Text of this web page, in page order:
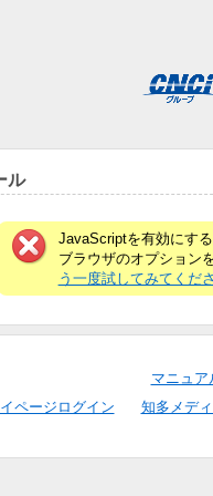
ル
JavaScriptを有効にする
ブラウザのオプション
う一度試してみてくだ
マニュア
ページログイン
知多メデ